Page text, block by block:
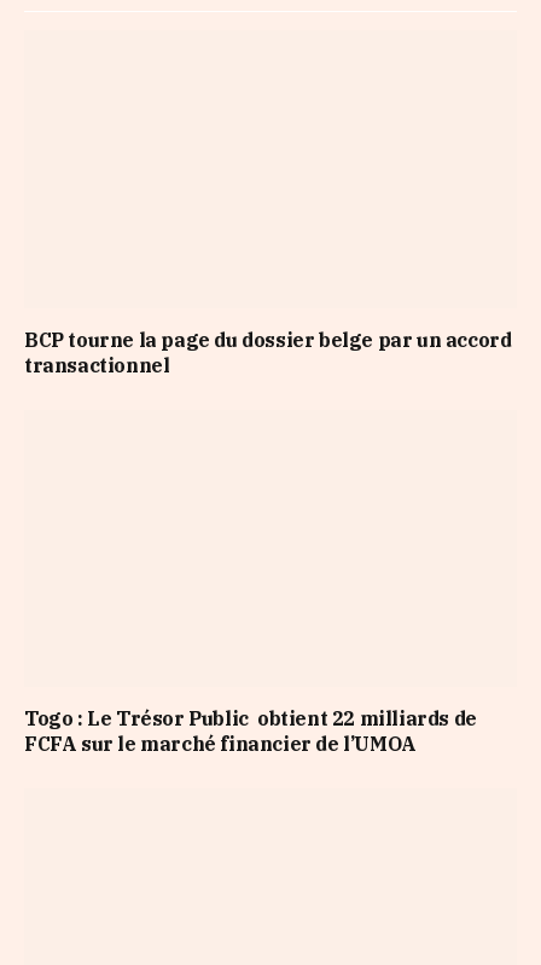
BCP tourne la page du dossier belge par un accord
transactionnel
Togo : Le Trésor Public obtient 22 milliards de
FCFA sur le marché financier de l’UMOA